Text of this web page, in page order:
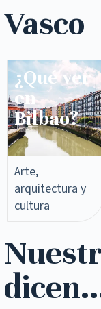
Vasco
¿Qué ver
en
Bilbao?
Arte,
arquitectura y
cultura